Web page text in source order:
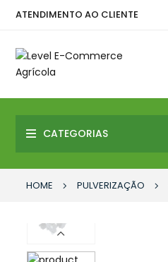
ATENDIMENTO AO CLIENTE
CATEGORIAS
HOME PULVERIZAÇÃO